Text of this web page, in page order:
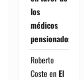
los
médicos
pensionados
Roberto
Coste en El